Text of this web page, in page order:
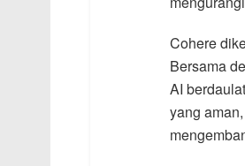
Cohere
Bersama
AI
yang